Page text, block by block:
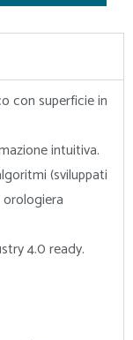
con superficie in
intuitiva.
(sviluppati
4.0 ready.